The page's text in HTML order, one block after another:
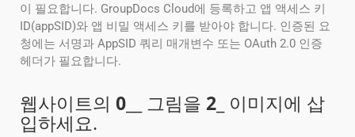
이 필요합니다. GroupDocs Cloud에 등록하고 앱 액세스 키
ID(appSID)와 앱 비밀 액세스 키를 받아야 합니다. 인증된 요
청에는 서명과 AppSID 쿼리 매개변수 또는 OAuth 2.0 인증
헤더가 필요합니다.
웹사이트의 0 __ 그림을 2 _ 이미지에 삽
입하세요.